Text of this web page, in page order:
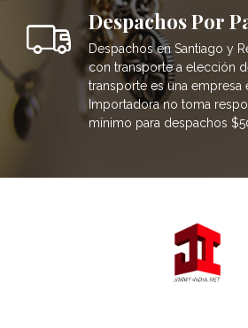
Despachos Por
Despachos en Santiago y
con transporte a elección
transporte es una empresa
Importadora no toma
mínimo para despachos